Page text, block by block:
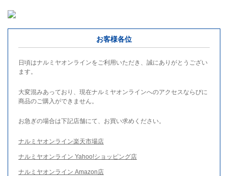
お客様各位
日頃はナルミヤオンラインをご利用いただき、誠にありがとうござい
ます。
大変混みあっており、現在ナルミヤオンラインへのアクセスならびに
商品のご購入ができません。
お急ぎの場合は下記店舗にて、お買い求めください。
ナルミヤオンライン楽天市場店
ナルミヤオンライン Yahoo!ショッピング店
ナルミヤオンライン Amazon店